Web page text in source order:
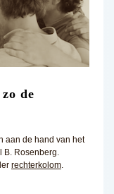
de
aan de hand van het
Rosenberg.
rechterkolom